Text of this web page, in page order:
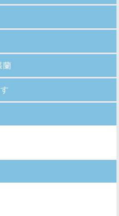
蘭